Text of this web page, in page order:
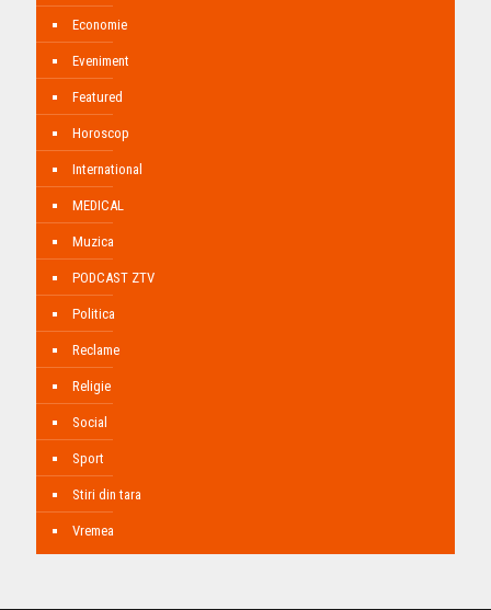
Economie
Eveniment
Featured
Horoscop
International
MEDICAL
Muzica
PODCAST ZTV
Politica
Reclame
Religie
Social
Sport
Stiri din tara
Vremea